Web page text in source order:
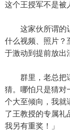
这个王授军不是被
这家伙所谓的让
什么视频、照片？
于激动到提前放出
群里，老总把话
猜。哪怕只是猜对
个大至倾向，我就
了王教授的专属礼
我另有重奖！」